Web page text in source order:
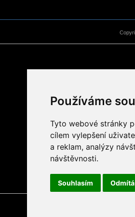
Používáme
Tyto webové stránky
cílem vylepšení
a reklam, analýzy
návštěvnosti.
Souhlasím